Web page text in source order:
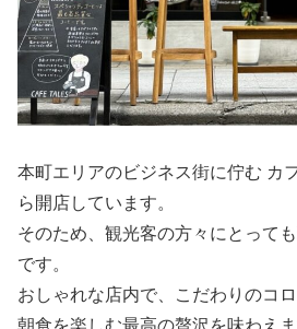
本町エリアのビジネス街に佇む カ
ら開店しています。
そのため、観光客の方々にとって
です。
おしゃれな店内で、こだわりのコ